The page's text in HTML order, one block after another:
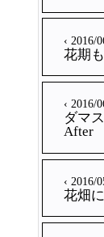
‹ 2016/
花期
‹ 2016/
ダマ
After
‹ 2016/
花畑